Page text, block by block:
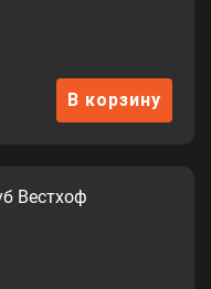
В корзину